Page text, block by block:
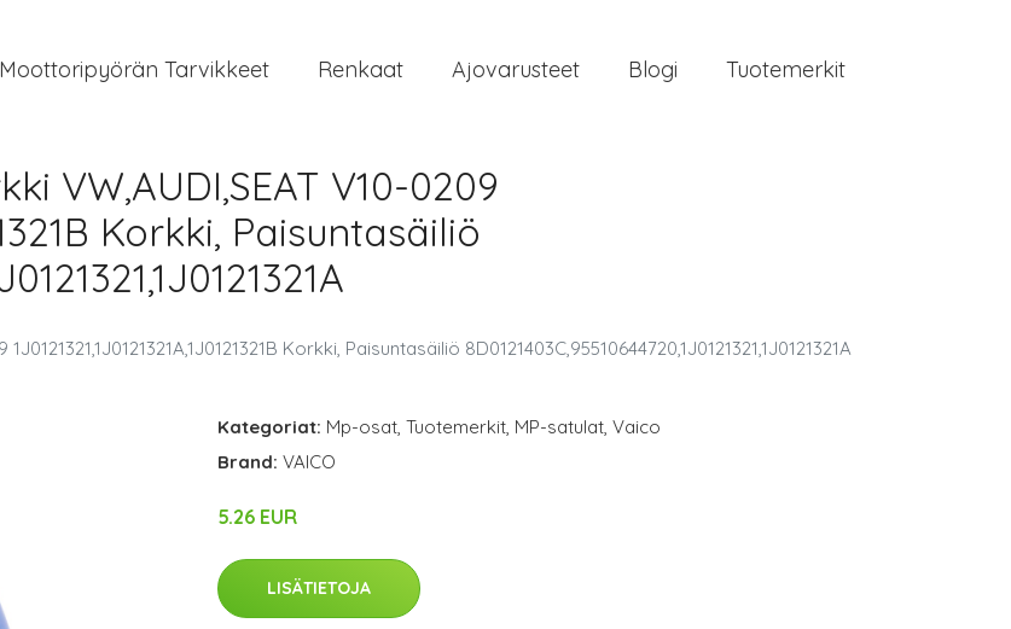
Moottoripyörän Tarvikkeet Renkaat Ajovarusteet Blogi Tuotemerkit
VW,AUDI,SEAT V10-0209
Korkki, Paisuntasäiliö
Korkki, Paisuntasäiliö 8D0121403C,95510644720,1J0121321,1J0121321A
Kategoriat: Mp-osat, Tuotemerkit, MP-satulat, Vaico
Brand: VAICO
5.26 EUR
LISÄTIETOJA